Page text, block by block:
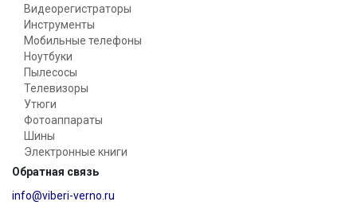
Видеорегистраторы
Инструменты
Мобильные телефоны
Ноутбуки
Пылесосы
Телевизоры
Утюги
Фотоаппараты
Шины
Электронные книги
Обратная связь
info@viberi-verno.ru